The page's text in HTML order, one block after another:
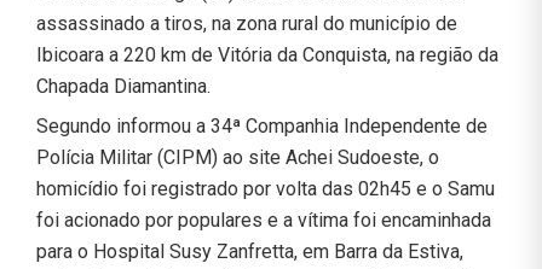
assassinado a tiros, na zona rural do município de
Ibicoara a 220 km de Vitória da Conquista, na região da
Chapada Diamantina.
Segundo informou a 34ª Companhia Independente de
Polícia Militar (CIPM) ao site Achei Sudoeste, o
homicídio foi registrado por volta das 02h45 e o Samu
foi acionado por populares e a vítima foi encaminhada
para o Hospital Susy Zanfretta, em Barra da Estiva,